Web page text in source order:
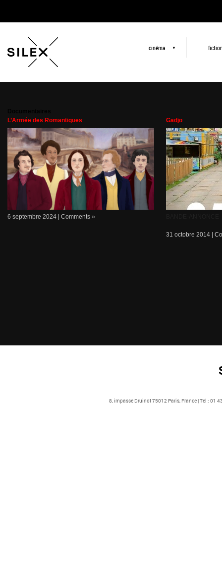
cinéma ▼
L’Armée des Romantiques
6 septembre 2024 | Comments »
Gadjo
31 octobre 2014 |
8, impasse Druinot 75012 Paris, France | Tel : 01